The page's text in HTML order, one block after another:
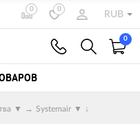
0 0
RUB
0
▼ → Systemair ▼ ↓